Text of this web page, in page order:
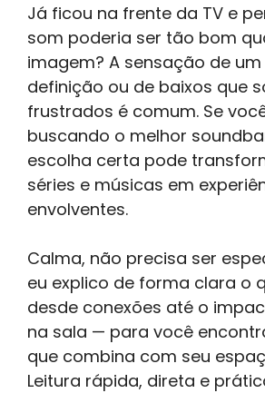
Já ficou na frente da TV e
som poderia ser tão bom
imagem? A sensação de
definição ou de baixos que
frustrados é comum. Se
buscando o melhor
escolha certa pode
séries e músicas em
envolventes.
Calma, não precisa ser
eu explico de forma clara o
desde conexões até o
na sala — para você
que combina com seu
Leitura rápida, direta e